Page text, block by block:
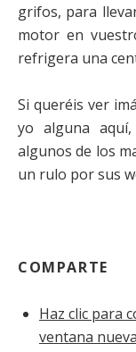
grifos, para
motor en
refrigera una
Si queréis ver
yo alguna
algunos de los
un rulo por sus
COMPARTE
Haz clic para
ventana